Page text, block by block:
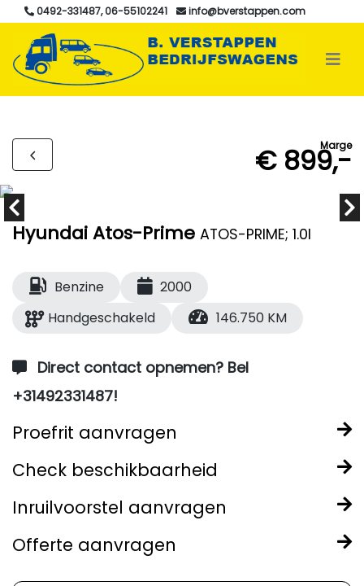
0492-331487, 06-55102241 info@bverstappen.com
Marge
€ 899,-
Hyundai Atos-Prime ATOS-PRIME; 1.0I
Benzine
2000
Handgeschakeld
146.750 KM
Direct contact opnemen? Bel
+31492331487!
Proefrit aanvragen
Check beschikbaarheid
Inruilvoorstel aanvragen
Offerte aanvragen